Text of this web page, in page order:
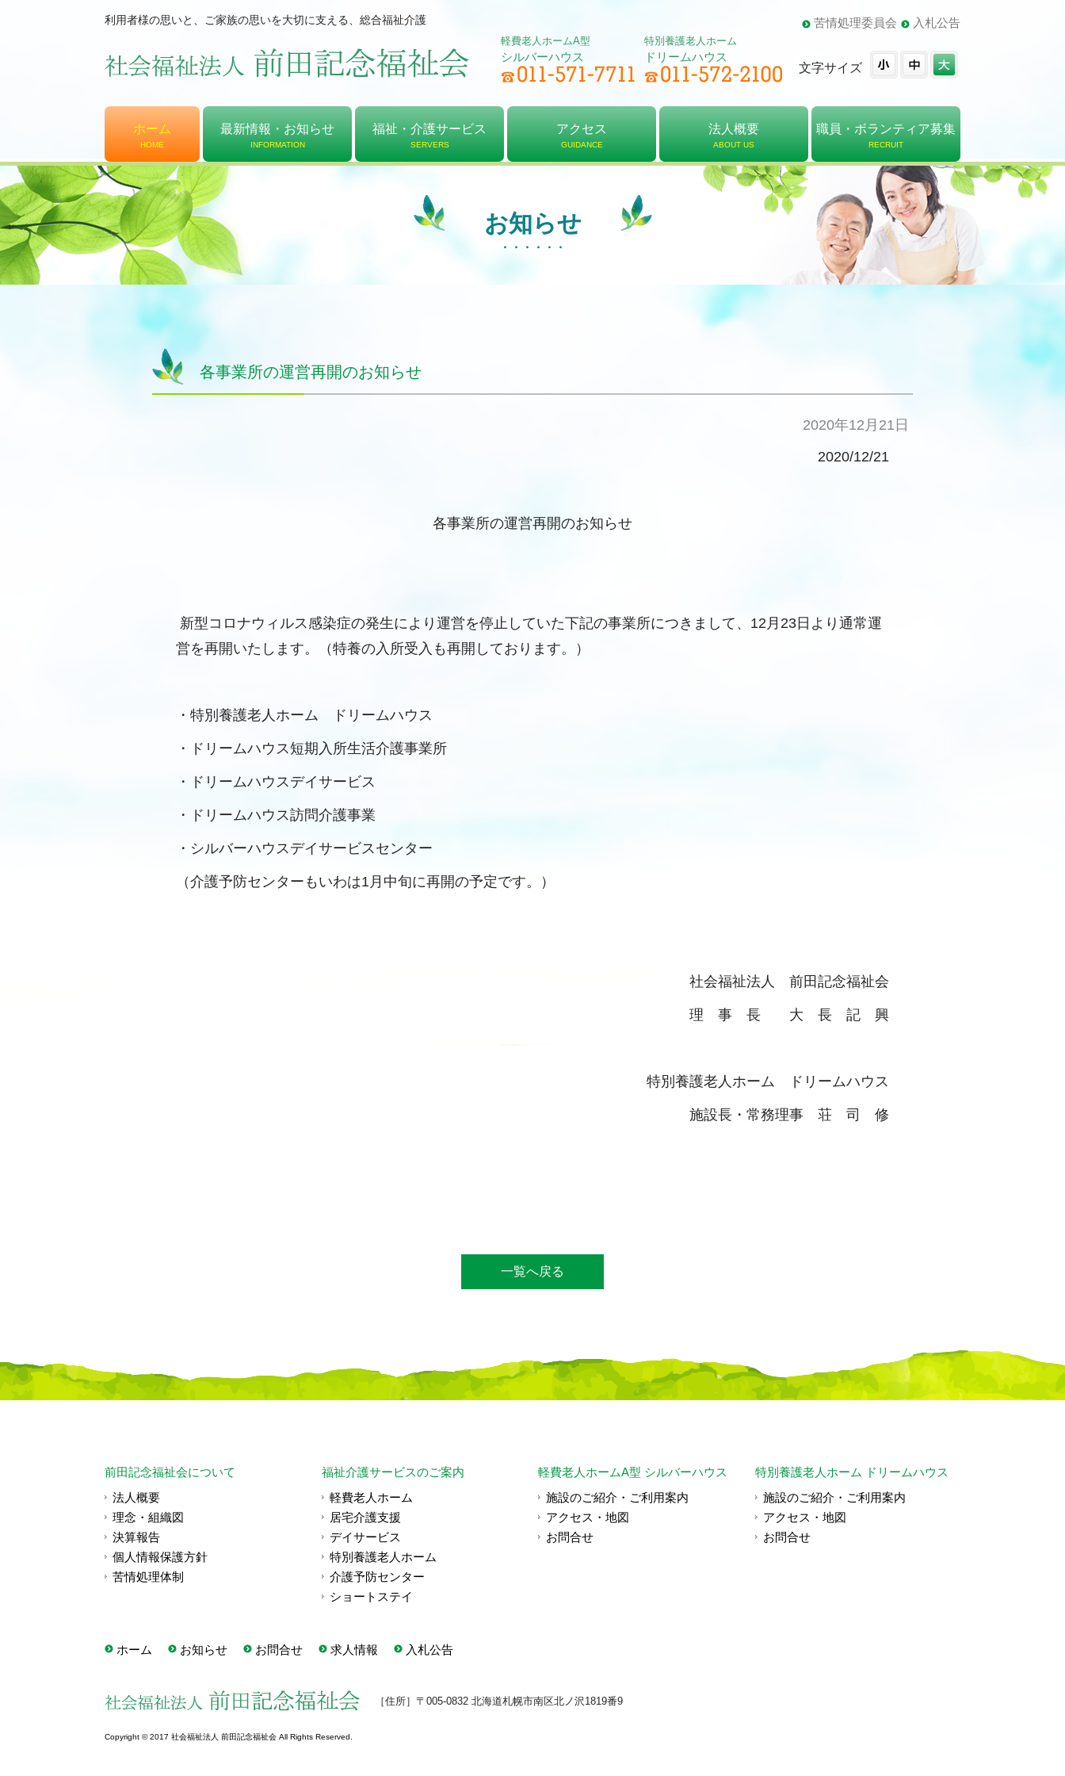
利用者様の思いと、ご家族の思いを大切に支える、総合福祉介護 苦情処理委員会 入札公告
軽費老人ホームA型
シルバーハウス
特別養護老人ホーム
ドリームハウス
文字サイズ
ホーム
HOME
最新情報・お知らせ
INFORMATION
福祉・介護サービス
SERVERS
アクセス
GUIDANCE
法人概要
ABOUT US
法人概要
理念・組織図
決算報告書
職員・ボランティア募集
RECRUIT
お知らせ
各事業所の運営再開のお知らせ
2020年12月21日
2020/12/21
各事業所の運営再開のお知らせ
新型コロナウィルス感染症の発生により運営を停止していた下記の事業所につきまして、12月23日より通常運
営を再開いたします。（特養の入所受入も再開しております。）
・特別養護老人ホーム ドリームハウス
・ドリームハウス短期入所生活介護事業所
・ドリームハウスデイサービス
・ドリームハウス訪問介護事業
・シルバーハウスデイサービスセンター
（介護予防センターもいわは1月中旬に再開の予定です。）
社会福祉法人 前田記念福祉会
理 事 長 大 長 記 興
特別養護老人ホーム ドリームハウス
施設長・常務理事 荘 司 修
一覧へ戻る
前田記念福祉会について
法人概要
理念・組織図
決算報告
個人情報保護方針
苦情処理体制
福祉介護サービスのご案内
軽費老人ホーム
居宅介護支援
デイサービス
特別養護老人ホーム
介護予防センター
ショートステイ
軽費老人ホームA型 シルバーハウス
施設のご紹介・ご利用案内
アクセス・地図
お問合せ
特別養護老人ホーム ドリームハウス
施設のご紹介・ご利用案内
アクセス・地図
お問合せ
ホーム お知らせ お問合せ 求人情報 入札公告
［住所］〒005-0832 北海道札幌市南区北ノ沢1819番9
Copyright © 2017 社会福祉法人 前田記念福祉会 All Rights Reserved.